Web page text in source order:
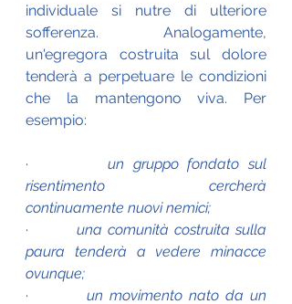
individuale si nutre di ulteriore
sofferenza. Analogamente,
un'egregora costruita sul dolore
tenderà a perpetuare le condizioni
che la mantengono viva. Per
esempio:
· un gruppo fondato sul
risentimento cercherà
continuamente nuovi nemici;
· una comunità costruita sulla
paura tenderà a vedere minacce
ovunque;
· un movimento nato da un